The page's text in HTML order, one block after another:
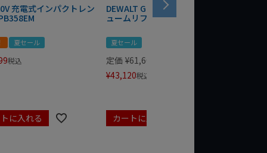
充電式インパクトレン
夏セール
税込
に入れる
DEWALT GRABO 18V電動バキ
ュームリフター DCE590N-XJ
夏セール
定価 ¥61,600
¥43,120税込
カートに入れる